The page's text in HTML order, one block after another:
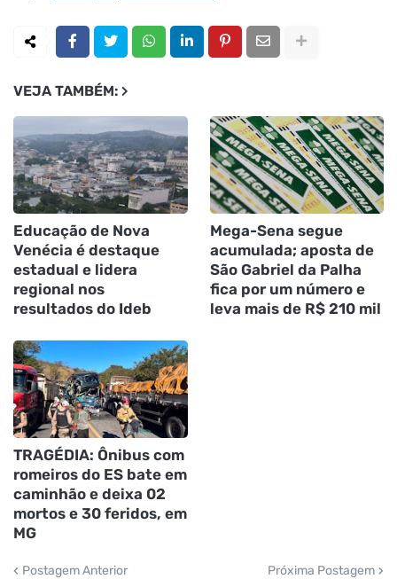
VEJA TAMBÉM:
Educação de Nova
Venécia é destaque
estadual e lidera
regional nos
resultados do Ideb
Mega-Sena segue
acumulada; aposta de
São Gabriel da Palha
fica por um número e
leva mais de R$ 210 mil
TRAGÉDIA: Ônibus com
romeiros do ES bate em
caminhão e deixa 02
mortos e 30 feridos, em
MG
Postagem Anterior Próxima Postagem